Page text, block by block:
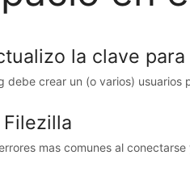
la clave
debe crear un (o varios)
mas comunes al